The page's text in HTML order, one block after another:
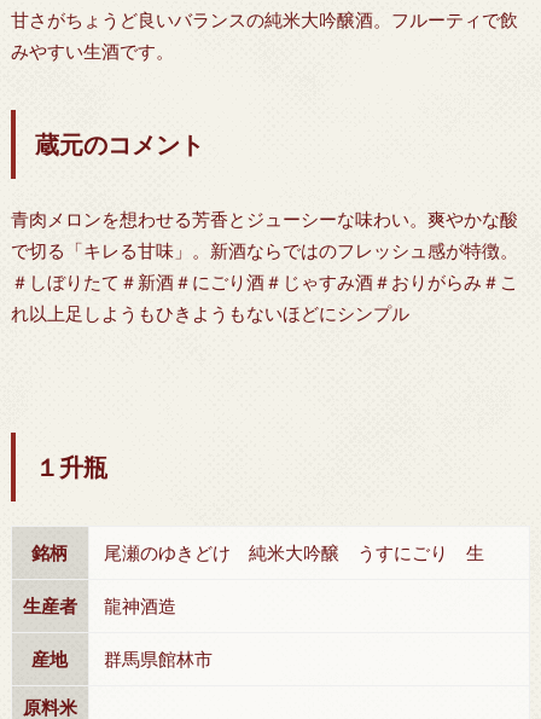
甘さがちょうど良いバランスの純米大吟醸酒。フルーティで飲
みやすい生酒です。
蔵元のコメント
青肉メロンを想わせる芳香とジューシーな味わい。爽やかな酸
で切る「キレる甘味」。新酒ならではのフレッシュ感が特徴。
＃しぼりたて＃新酒＃にごり酒＃じゃすみ酒＃おりがらみ＃こ
れ以上足しようもひきようもないほどにシンプル
１升瓶
銘柄 尾瀬のゆきどけ 純米大吟醸 うすにごり 生
生産者 龍神酒造
産地 群馬県館林市
原料米